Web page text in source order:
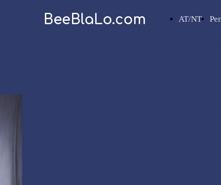
AT/NT
BeeBlaLo.com